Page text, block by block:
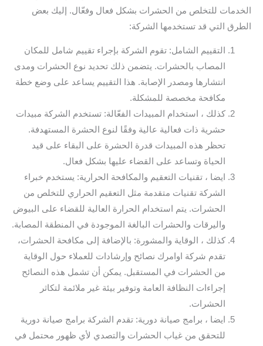
الخدمات للتخلص من الحشرات بشكل فعال وفعّال. إليك بعض
الطرق التي قد تستخدمها الشركة:
التقييم الشامل: تقوم الشركة بإجراء تقييم شامل للمكان
المصاب بالحشرات. يتضمن ذلك تحديد نوع الحشرات ومدى
انتشارها ومصدر الإصابة. هذا التقييم يساعد على وضع خطة
مكافحة مخصصة للمشكلة.
كذلك ، استخدام المبيدات الفعّالة: تستخدم الشركة مبيدات
حشرية ذات فعالية عالية وفقًا لنوع الحشرة المستهدفة.
تحظر هذه المبيدات قدرة الحشرة على البقاء على قيد
الحياة وتساعد على القضاء عليها بشكل فعال.
ايضا ، تقنيات التعقيم والمكافحة الحرارية: يستخدم خبراء
الشركة تقنيات متقدمة مثل التعقيم الحراري للتخلص من
الحشرات. يتم استخدام الحرارة العالية للقضاء على البيوض
واليرقات والحشرات البالغة الموجودة في المنطقة المصابة.
كذلك ، الوقاية والمشورة: بالإضافة إلى مكافحة الحشرات،
تقدم شركة اوامرك نصائح وإرشادات للعملاء حول الوقاية
من الحشرات في المستقبل. يمكن أن تشمل هذه النصائح
إجراءات النظافة العامة وتوفير بيئة غير ملائمة لتكاثر
الحشرات.
ايضا ، برامج صيانة دورية: تقدم الشركة برامج صيانة دورية
للتحقق من غياب الحشرات والتصدي لأي ظهور محتمل في